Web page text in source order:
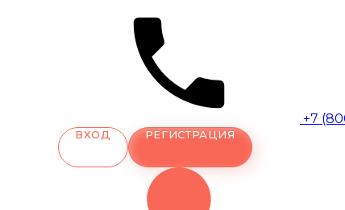
+7
ВХОД РЕГИСТРАЦИЯ